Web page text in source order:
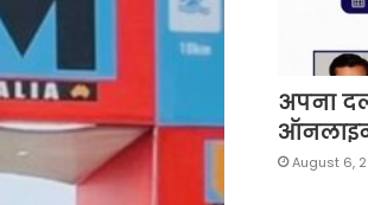
अपना
ऑनलाइन
August 6,